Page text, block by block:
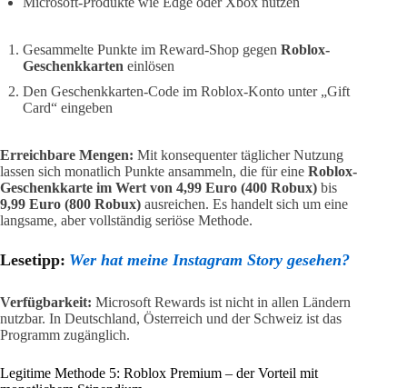
Gesammelte Punkte im Reward-Shop gegen Roblox-
Geschenkkarten einlösen
Den Geschenkkarten-Code im Roblox-Konto unter „Gift
Card“ eingeben
Erreichbare Mengen: Mit konsequenter täglicher Nutzung
lassen sich monatlich Punkte ansammeln, die für eine Roblox-
Geschenkkarte im Wert von 4,99 Euro (400 Robux) bis
9,99 Euro (800 Robux) ausreichen. Es handelt sich um eine
langsame, aber vollständig seriöse Methode.
Lesetipp: Wer hat meine Instagram Story gesehen?
Verfügbarkeit: Microsoft Rewards ist nicht in allen Ländern
nutzbar. In Deutschland, Österreich und der Schweiz ist das
Programm zugänglich.
Legitime Methode 5: Roblox Premium – der Vorteil mit